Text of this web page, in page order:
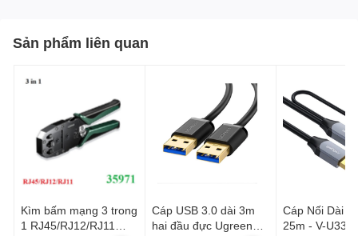
Sản phẩm liên quan
Kìm bấm mạng 3 trong
1 RJ45/RJ12/RJ11
Cáp USB 3.0 dài 3m
hai đầu đực Ugreen
Cáp Nối Dài
25m - V-U334